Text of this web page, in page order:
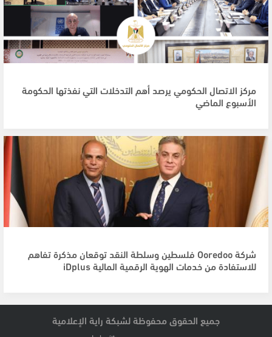
مركز الاتصال الحكومي يرصد أهم التدخلات التي نفذتها الحكومة
الأسبوع الماضي
شركة Ooredoo فلسطين وسلطة النقد توقعان مذكرة تفاهم
للاستفادة من خدمات الهوية الرقمية المالية iDplus
جميع الحقوق محفوظة لشبكة راية الإعلامية